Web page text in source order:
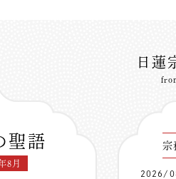
日蓮
聖語
8月
宗
2026/